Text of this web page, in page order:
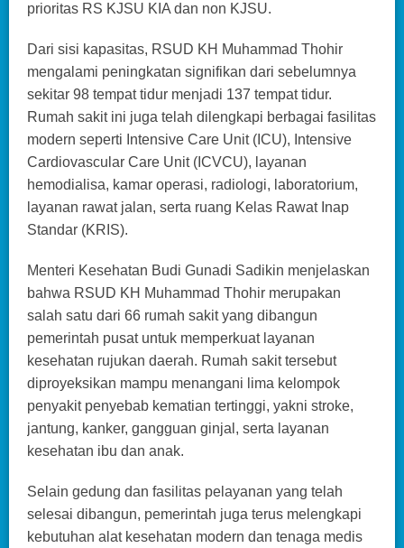
prioritas RS KJSU KIA dan non KJSU.
Dari sisi kapasitas, RSUD KH Muhammad Thohir
mengalami peningkatan signifikan dari sebelumnya
sekitar 98 tempat tidur menjadi 137 tempat tidur.
Rumah sakit ini juga telah dilengkapi berbagai fasilitas
modern seperti Intensive Care Unit (ICU), Intensive
Cardiovascular Care Unit (ICVCU), layanan
hemodialisa, kamar operasi, radiologi, laboratorium,
layanan rawat jalan, serta ruang Kelas Rawat Inap
Standar (KRIS).
Menteri Kesehatan Budi Gunadi Sadikin menjelaskan
bahwa RSUD KH Muhammad Thohir merupakan
salah satu dari 66 rumah sakit yang dibangun
pemerintah pusat untuk memperkuat layanan
kesehatan rujukan daerah. Rumah sakit tersebut
diproyeksikan mampu menangani lima kelompok
penyakit penyebab kematian tertinggi, yakni stroke,
jantung, kanker, gangguan ginjal, serta layanan
kesehatan ibu dan anak.
Selain gedung dan fasilitas pelayanan yang telah
selesai dibangun, pemerintah juga terus melengkapi
kebutuhan alat kesehatan modern dan tenaga medis